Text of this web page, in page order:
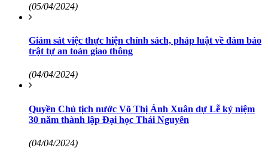
(05/04/2024)
Giám sát việc thực hiện chính sách, pháp luật về đảm bảo
trật tự an toàn giao thông
(04/04/2024)
Quyền Chủ tịch nước Võ Thị Ánh Xuân dự Lễ kỷ niệm
30 năm thành lập Đại học Thái Nguyên
(04/04/2024)